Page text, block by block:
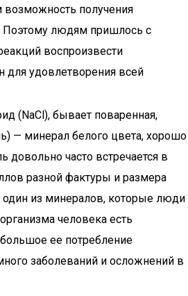
получения
Поэтому людям пришлось с
воспроизвести
для удовлетворения всей
(NaCl), бывает поваренная,
— минерал белого цвета, хорошо
довольно часто встречается в
разной фактуры и размера
один из минералов, которые люди
человека есть
ее потребление
заболеваний и осложнений в